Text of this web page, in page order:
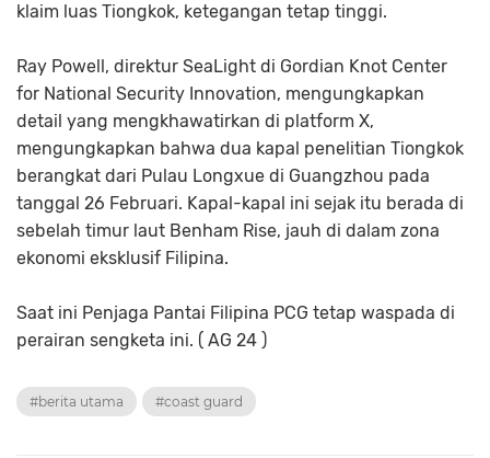
klaim luas Tiongkok, ketegangan tetap tinggi.
Ray Powell, direktur SeaLight di Gordian Knot Center
for National Security Innovation, mengungkapkan
detail yang mengkhawatirkan di platform X,
mengungkapkan bahwa dua kapal penelitian Tiongkok
berangkat dari Pulau Longxue di Guangzhou pada
tanggal 26 Februari. Kapal-kapal ini sejak itu berada di
sebelah timur laut Benham Rise, jauh di dalam zona
ekonomi eksklusif Filipina.
Saat ini Penjaga Pantai Filipina PCG tetap waspada di
perairan sengketa ini. ( AG 24 )
#berita utama #coast guard